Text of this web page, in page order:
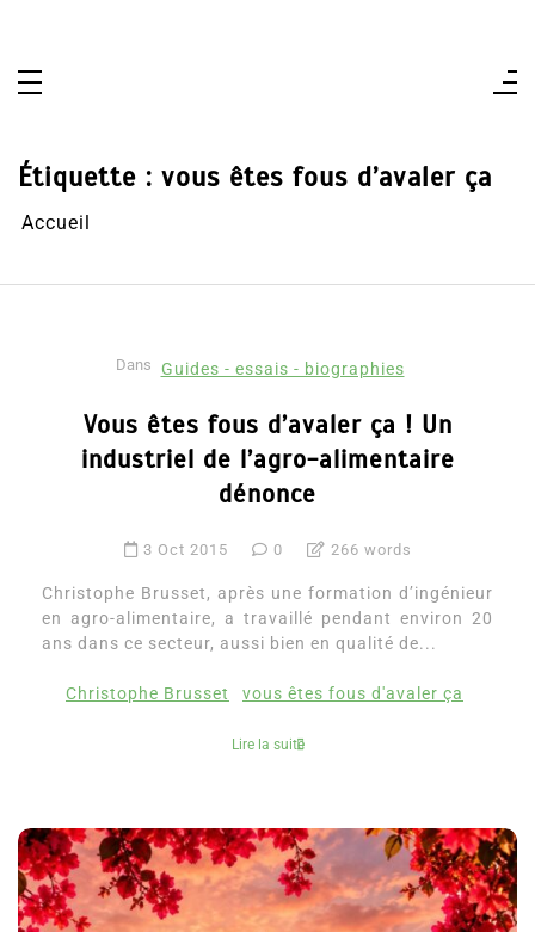
Étiquette : vous êtes fous d’avaler ça
Accueil
Dans Guides - essais - biographies
Vous êtes fous d’avaler ça ! Un
industriel de l’agro-alimentaire
dénonce
3 Oct 2015 0 266 words
Christophe Brusset, après une formation d’ingénieur
en agro-alimentaire, a travaillé pendant environ 20
ans dans ce secteur, aussi bien en qualité de...
Christophe Brusset vous êtes fous d'avaler ça
Lire la suite